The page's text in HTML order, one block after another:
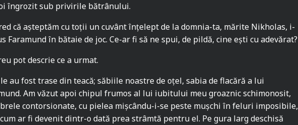
îngrozit sub privirile bătrânului.
că așteptăm cu toții un cuvânt înțelept de la domnia-ta, mărite Nikholas, i-
Faramund în bătaie de joc. Ce-ar fi să ne spui, de pildă, cine eşti cu adevărat?
pot descrie ce a urmat.
au fost trase din teacă; săbiile noastre de oțel, sabia de flacără a lui
Am văzut apoi chipul frumos al lui iubitului meu groaznic schimonosit,
contorsionate, cu pielea mișcându-i-se peste mușchi în feluri imposibile,
ar fi devenit dintr-o dată prea strâmtă pentru el. Pe gura larg deschisă